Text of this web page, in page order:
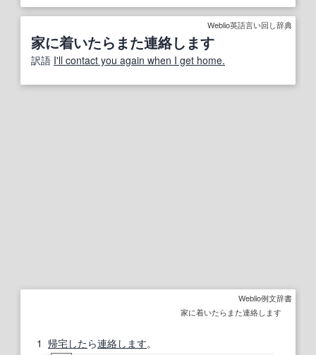
Weblio英語言い回し辞典
家に着いたらまた連絡します
訳語 I'll contact you again when I get home.
Weblio例文辞書
家に着いたらまた連絡します
1 帰宅したら連絡します。